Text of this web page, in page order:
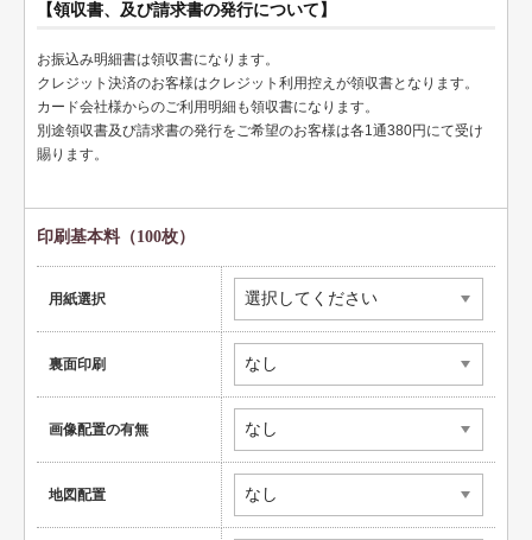
不動産関係
医療関係
ショップカード
データ加工オプション
ロゴマーク販売
住宅
【領収書、及び請求書の発行について】
お振込み明細書は領収書になります。
クレジット決済のお客様はクレジット利用控えが領収書となります。
カード会社様からのご利用明細も領収書になります。
別途領収書及び請求書の発行をご希望のお客様は各1通380円にて受け
賜ります。
印刷基本料（100枚）
用紙選択
裏面印刷
画像配置の有無
地図配置